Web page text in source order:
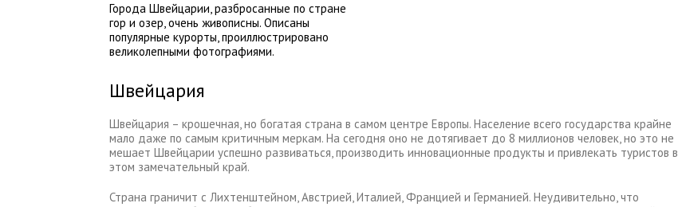
Города Швейцарии, разбросанные по стране
гор и озер, очень живописны. Описаны
популярные курорты, проиллюстрировано
великолепными фотографиями.
Швейцария
Швейцария – крошечная, но богатая страна в самом центре Европы. Население всего государства крайне
мало даже по самым критичным меркам. На сегодня оно не дотягивает до 8 миллионов человек, но это не
мешает Швейцарии успешно развиваться, производить инновационные продукты и привлекать туристов в
этом замечательный край.
Страна граничит с Лихтенштейном, Австрией, Италией, Францией и Германией. Неудивительно, что